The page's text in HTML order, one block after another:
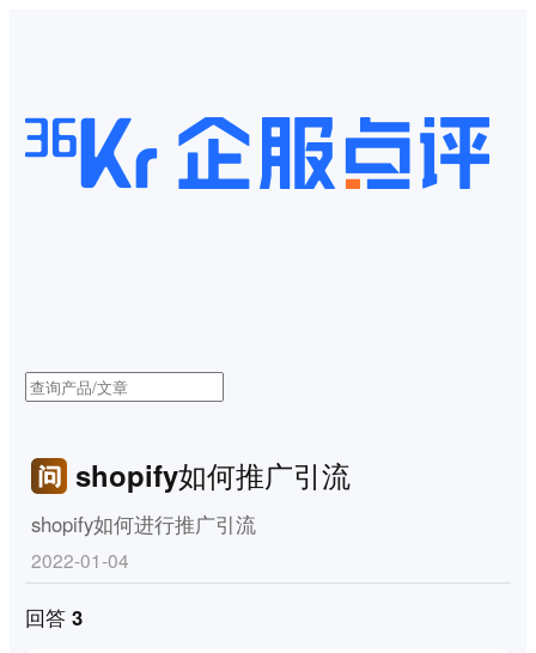
shopify如何推广引流
shopify如何进行推广引流
2022-01-04
回答 3